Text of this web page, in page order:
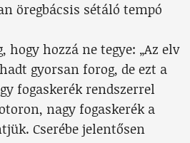
öregbácsis sétáló tempó
hozzá ne tegye: „Az elv
gyorsan forog, de ezt a
fogaskerék rendszerrel
nagy fogaskerék a
Cserébe jelentősen